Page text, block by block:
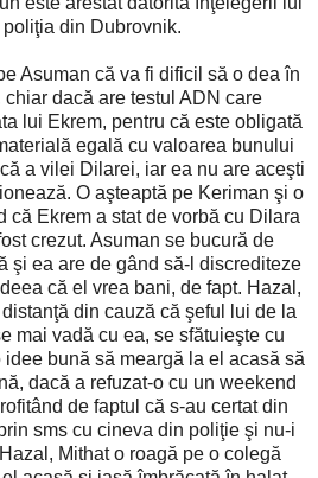
poliţia din Dubrovnik.
Asuman că va fi dificil să o dea în
dacă are testul ADN care
lui Ekrem, pentru că este obligată
egală cu valoarea bunului
a vilei Dilarei, iar ea nu are aceşti
O aşteaptă pe Keriman şi o
că Ekrem a stat de vorbă cu Dilara
crezut. Asuman se bucură de
şi ea are de gând să-l discrediteze
că el vrea bani, de fapt. Hazal,
din cauză că şeful lui de la
mai vadă cu ea, se sfătuieşte cu
bună să meargă la el acasă să
dacă a refuzat-o cu un weekend
de faptul că s-au certat din
sms cu cineva din poliţie şi nu-i
Mithat o roagă pe o colegă